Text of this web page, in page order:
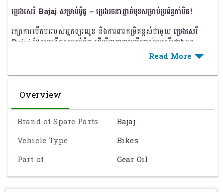
ប្រេងសេរី Bajaj សម្រាប់ម៉ូតូ – ប្រេងរចនាផ្តាច់មុខសម្រាប់ប្រព័ន្ធកាំបិត!
រក្សាការបើកបររបស់អ្នកឲ្យរលូន និងការពារកម្រិតខ្ពស់ជាមួយ ប្រេងសេរី
Bajajដែលបង្កើតសម្រាប់ម៉ូតូ ដើម្បីធានាការប្រើប្រាស់ប្រសើរជាងមុន
ប្តូរកាំបិតរលូន– បន្ថយការកកស្ទះ និងធ្វើឲ្យការប្តូរកាំបិតមានភាពរលូន
ធន់នឹងកំដៅខ្ពស់– បញ្ជាក់បន្ថែមនូវលំហូរស្រាលនៅសីតុណ្ហភាពខ្ពស់
ការពារច្រេះនិងច្រាស– ការពារប្រព័ន្ធកាំបិតរបស់អ្នកពីការច្រេះ និង
ការពុកផុយ
កម្រាស់សមស្រប– ផ្តល់ការបញ្ចូលលាងស្អាតស្រួលក្នុងលក្ខខណ្ឌបើកបរ
ផ្សេងៗ
សមស្របសម្រាប់
Overview
Brand of Spare Parts
Bajaj
Vehicle Type
Bikes
Part of
Gear Oil